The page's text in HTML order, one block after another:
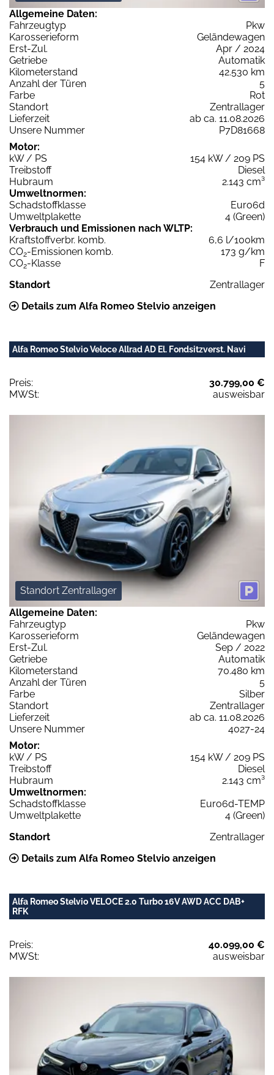
Allgemeine Daten:
Fahrzeugtyp
Pkw
Karosserieform
Geländewagen
Erst-Zul.
Apr / 2024
Getriebe
Automatik
Kilometerstand
42.530 km
Anzahl der Türen
5
Farbe
Rot
Standort
Zentrallager
Lieferzeit
ab ca. 11.08.2026
Unsere Nummer
P7D81668
Motor:
kW / PS
154 kW / 209 PS
Treibstoff
Diesel
Hubraum
2.143 cm³
Umweltnormen:
Schadstoffklasse
Euro6d
Umweltplakette
4 (Green)
Verbrauch und Emissionen nach WLTP:
Kraftstoffverbr. komb.
6,6 l/100km
CO2-Emissionen komb.
173 g/km
CO2-Klasse
F
Standort
Zentrallager
Details zum Alfa Romeo Stelvio anzeigen
Alfa Romeo Stelvio Veloce Allrad AD El. Fondsitzverst. Navi
Preis:
30.799,00 €
MWSt:
ausweisbar
Standort Zentrallager
Allgemeine Daten:
Fahrzeugtyp
Pkw
Karosserieform
Geländewagen
Erst-Zul.
Sep / 2022
Getriebe
Automatik
Kilometerstand
70.480 km
Anzahl der Türen
5
Farbe
Silber
Standort
Zentrallager
Lieferzeit
ab ca. 11.08.2026
Unsere Nummer
4027-24
Motor:
kW / PS
154 kW / 209 PS
Treibstoff
Diesel
Hubraum
2.143 cm³
Umweltnormen:
Schadstoffklasse
Euro6d-TEMP
Umweltplakette
4 (Green)
Standort
Zentrallager
Details zum Alfa Romeo Stelvio anzeigen
Alfa Romeo Stelvio VELOCE 2.0 Turbo 16V AWD ACC DAB+
RFK
Preis:
40.099,00 €
MWSt:
ausweisbar